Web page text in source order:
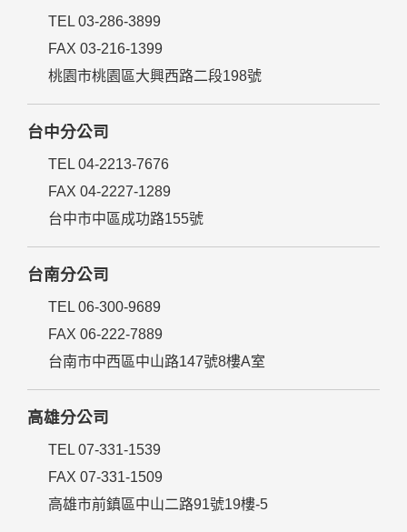
TEL 03-286-3899
FAX 03-216-1399
桃園市桃園區大興西路二段198號
台中分公司
TEL 04-2213-7676
FAX 04-2227-1289
台中市中區成功路155號
台南分公司
TEL 06-300-9689
FAX 06-222-7889
台南市中西區中山路147號8樓A室
高雄分公司
TEL 07-331-1539
FAX 07-331-1509
高雄市前鎮區中山二路91號19樓-5